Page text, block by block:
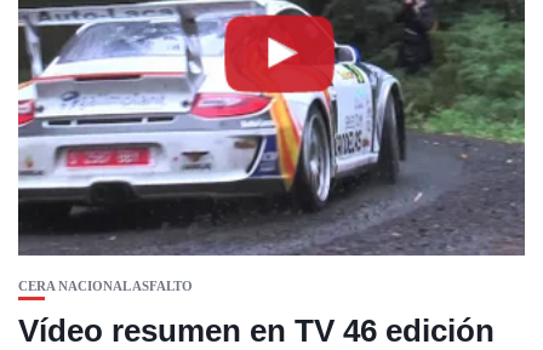
CERA NACIONAL ASFALTO
Vídeo resumen en TV 46 edición